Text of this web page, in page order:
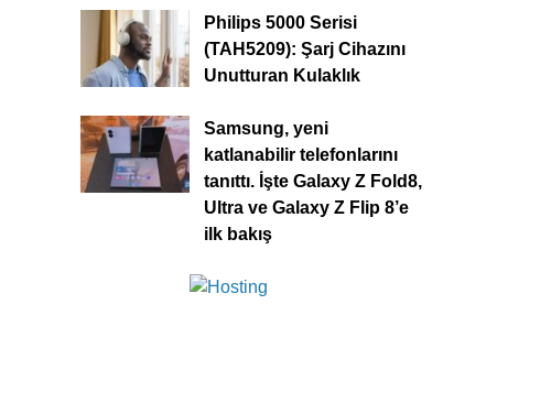
Philips 5000 Serisi
(TAH5209): Şarj Cihazını
Unutturan Kulaklık
Samsung, yeni
katlanabilir telefonlarını
tanıttı. İşte Galaxy Z Fold8,
Ultra ve Galaxy Z Flip 8’e
ilk bakış